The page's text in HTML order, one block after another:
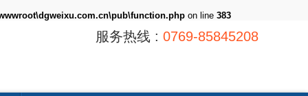
on line 383
服务热线 : 0769-85845208